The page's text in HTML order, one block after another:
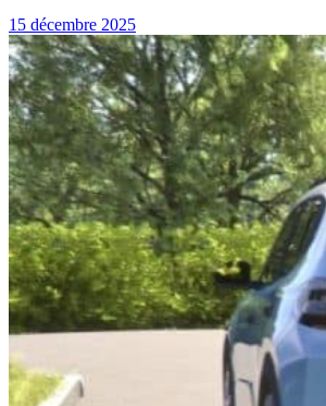
15 décembre 2025